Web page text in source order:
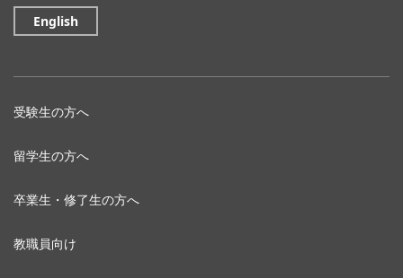
English
受験生の方へ
留学生の方へ
卒業生・修了生の方へ
教職員向け